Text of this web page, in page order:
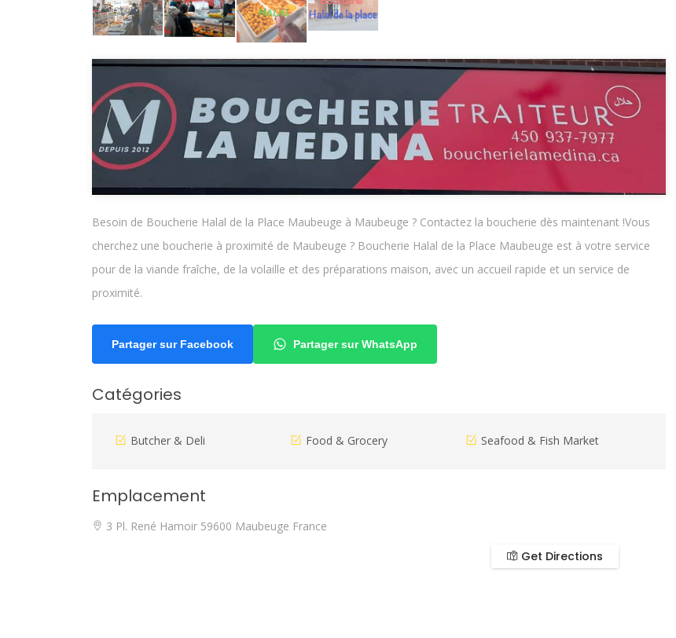
Besoin de Boucherie Halal de la Place Maubeuge à Maubeuge ? Contactez la boucherie dès maintenant !Vous
cherchez une boucherie à proximité de Maubeuge ? Boucherie Halal de la Place Maubeuge est à votre service
pour de la viande fraîche, de la volaille et des préparations maison, avec un accueil rapide et un service de
proximité.
Partager sur Facebook Partager sur WhatsApp
Catégories
Butcher & Deli Food & Grocery Seafood & Fish Market
Emplacement
3 Pl. René Hamoir 59600 Maubeuge France
Get Directions